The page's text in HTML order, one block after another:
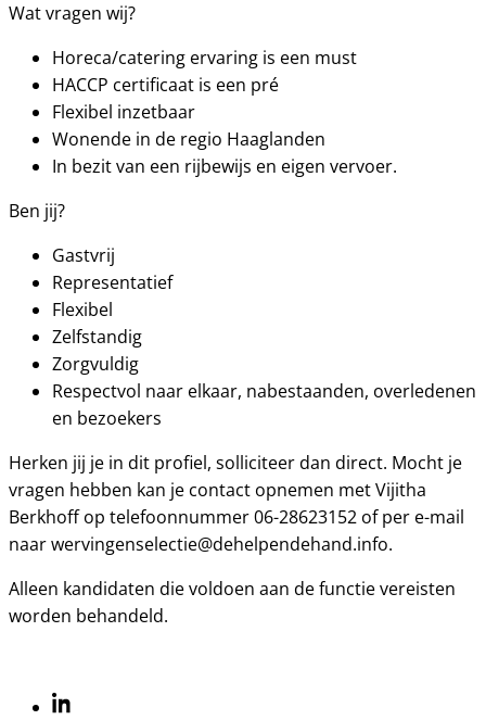
Wat vragen wij?
Horeca/catering ervaring is een must
HACCP certificaat is een pré
Flexibel inzetbaar
Wonende in de regio Haaglanden
In bezit van een rijbewijs en eigen vervoer.
Ben jij?
Gastvrij
Representatief
Flexibel
Zelfstandig
Zorgvuldig
Respectvol naar elkaar, nabestaanden, overledenen
en bezoekers
Herken jij je in dit profiel, solliciteer dan direct. Mocht je
vragen hebben kan je contact opnemen met Vijitha
Berkhoff op telefoonnummer 06-28623152 of per e-mail
naar wervingenselectie@dehelpendehand.info.
Alleen kandidaten die voldoen aan de functie vereisten
worden behandeld.
Linkedin